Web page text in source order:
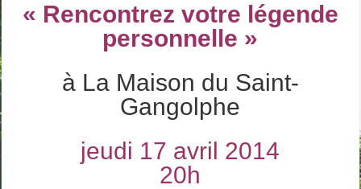
« Rencontrez votre légende
personnelle »
à La Maison du Saint-
Gangolphe
jeudi 17 avril 2014
20h